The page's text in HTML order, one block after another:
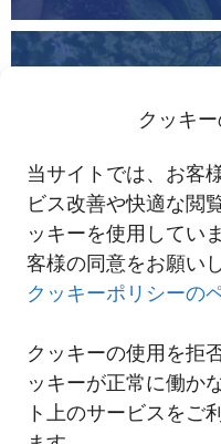
クッキ
当サイトでは、お客
ビス改善や快適な閲
ッキーを使用してい
客様の同意をお願い
クッキーポリシーの
クッキーの使用を拒
ッキーが正常に働か
ト上のサービスをご
リエントなロジスティッ
クスサービスを提供する
国際物流事業本部のサス
テナブルな取り組みをご
紹介します。
詳細を見る